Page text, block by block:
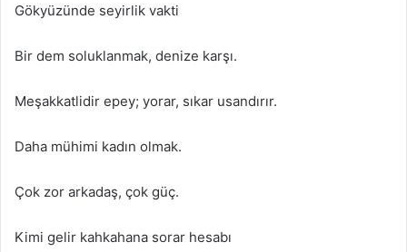
Gökyüzünde seyirlik vakti
Bir dem soluklanmak, denize karşı.
Meşakkatlidir epey; yorar, sıkar usandırır.
Daha mühimi kadın olmak.
Çok zor arkadaş, çok güç.
Kimi gelir kahkahana sorar hesabı